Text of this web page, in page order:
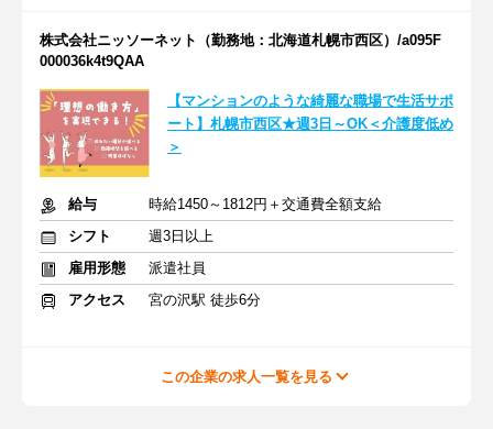
株式会社ニッソーネット（勤務地：北海道札幌市西区）/a095F
000036k4t9QAA
【マンションのような綺麗な職場で生活サポ
ート】札幌市西区★週3日～OK＜介護度低め
＞
給与
時給1450～1812円＋交通費全額支給
シフト
週3日以上
雇用形態
派遣社員
アクセス
宮の沢駅 徒歩6分
この企業の求人一覧を見る